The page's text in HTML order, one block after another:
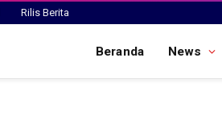
Rilis Berita
Beranda News